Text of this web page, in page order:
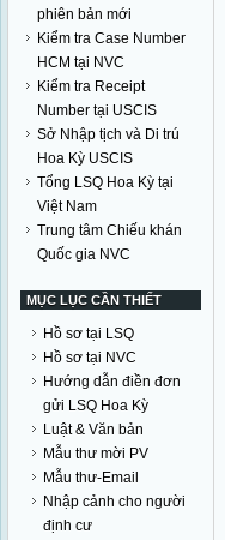
phiên bản mới
Kiểm tra Case Number
HCM tại NVC
Kiểm tra Receipt
Number tại USCIS
Sở Nhập tịch và Di trú
Hoa Kỳ USCIS
Tổng LSQ Hoa Kỳ tại
Việt Nam
Trung tâm Chiếu khán
Quốc gia NVC
MỤC LỤC CẦN THIẾT
Hồ sơ tại LSQ
Hồ sơ tại NVC
Hướng dẫn điền đơn
gửi LSQ Hoa Kỳ
Luật & Văn bản
Mẫu thư mời PV
Mẫu thư-Email
Nhập cảnh cho người
định cư